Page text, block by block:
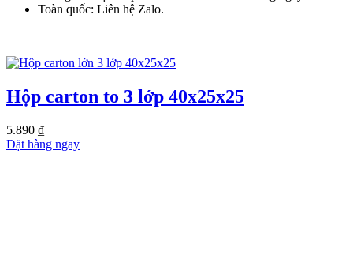
Toàn quốc: Liên hệ Zalo.
Hộp carton to 3 lớp 40x25x25
5.890 ₫
Đặt hàng ngay